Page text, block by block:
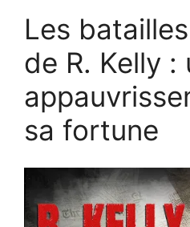
Les
de R. Kelly :
sa fortune